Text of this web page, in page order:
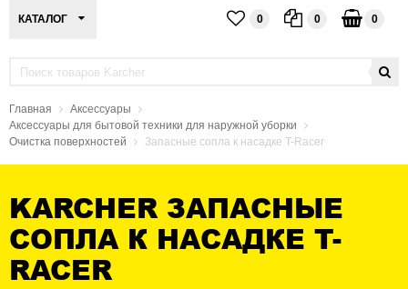
КАТАЛОГ 0 0 0
Главная
Аксессуары
Аксессуары для бытовой техники для наружной уборки
Очистка поверхностей
Запасные сопла к насадке T-Racer
KARCHER ЗАПАСНЫЕ
СОПЛА К НАСАДКЕ T-
RACER